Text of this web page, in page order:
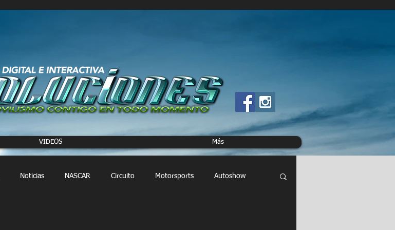
VIDEOS Más
Noticias NASCAR Circuito Motorsports Autoshow